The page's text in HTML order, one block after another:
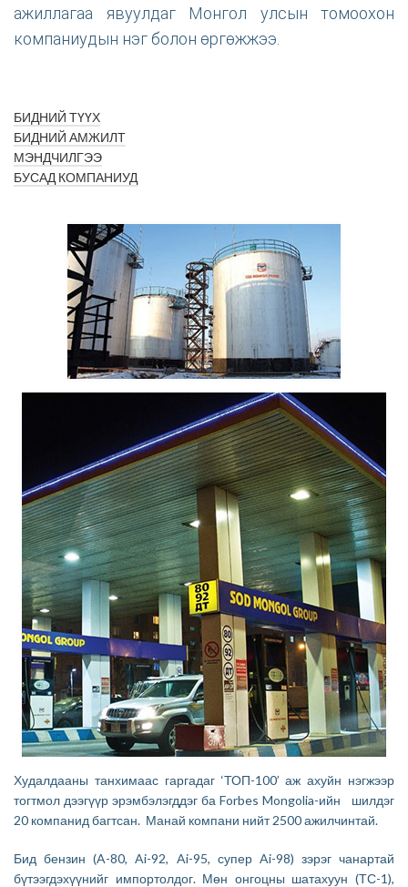
ажиллагаа явуулдаг Монгол улсын томоохон
компаниудын нэг болон өргөжжээ.
БИДНИЙ ТҮҮХ
БИДНИЙ АМЖИЛТ
МЭНДЧИЛГЭЭ
БУСАД КОМПАНИУД
Худалдааны танхимаас гаргадаг ‘ТОП-100’ аж ахуйн нэгжээр
тогтмол дээгүүр эрэмбэлэгддэг ба Forbes Mongolia-ийн шилдэг
20 компанид багтсан. Манай компани нийт 2500 ажилчинтай.
Бид бензин (A-80, Ai-92, Ai-95, супер Ai-98) зэрэг чанартай
бүтээгдэхүүнийг импортолдог. Мөн онгоцны шатахуун (ТС-1),